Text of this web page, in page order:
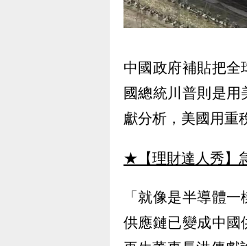
中國政府補貼把全
國總統川普則是
獻分析，美國用重
★【理財達人秀】
「就像是半導體
供應鏈已變成中國